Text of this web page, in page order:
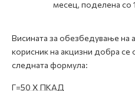
месец, поделена со
Висината за обезбедување на
корисник на акцизни добра се
следната формула:
Г=50 X ПКАД